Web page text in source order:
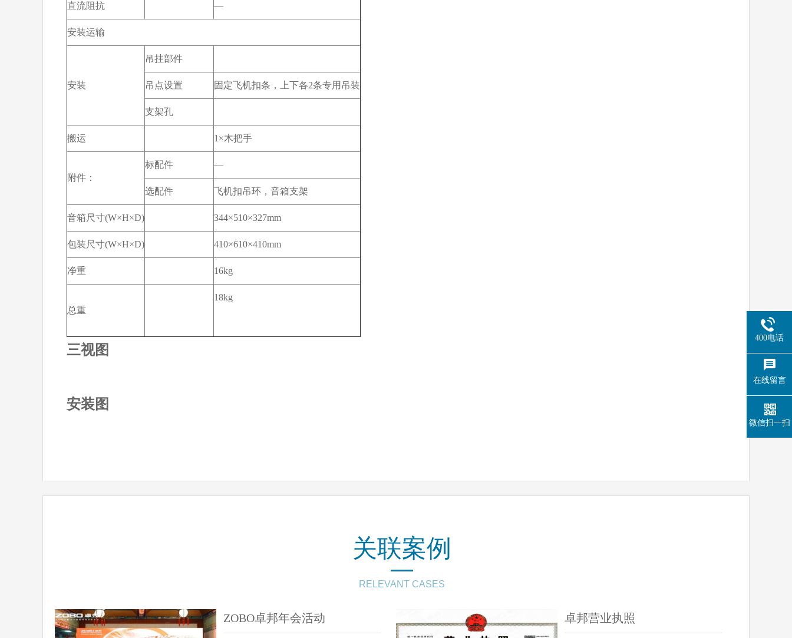
直流阻抗 —
安装运输
安装
吊挂部件
吊点设置 固定飞机扣条，上下各2条专用吊装
支架孔
搬运 1×木把手
附件：
标配件 —
选配件 飞机扣吊环，音箱支架
音箱尺寸(W×H×D) 344×510×327mm
包装尺寸(W×H×D) 410×610×410mm
净重 16kg
总重
18kg
三视图
安装图
关联案例
RELEVANT CASES
ZOBO卓邦年会活动 卓邦营业执照
400电话
在线留言
微信扫一扫